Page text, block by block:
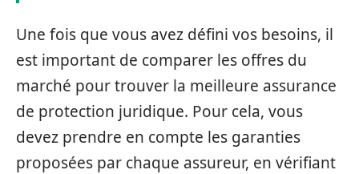
Une fois que vous avez défini vos besoins, il
est important de comparer les offres du
marché pour trouver la meilleure assurance
de protection juridique. Pour cela, vous
devez prendre en compte les garanties
proposées par chaque assureur, en vérifiant